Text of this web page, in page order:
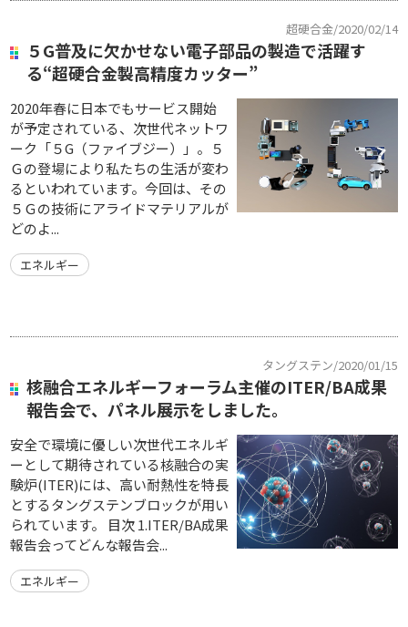
超硬合金/2020/02/14
５G普及に欠かせない電子部品の製造で活躍す
る“超硬合金製高精度カッター”
2020年春に日本でもサービス開始
が予定されている、次世代ネットワ
ーク「５G（ファイブジー）」。５
Ｇの登場により私たちの生活が変わ
るといわれています。今回は、その
５Ｇの技術にアライドマテリアルが
どのよ...
エネルギー
タングステン/2020/01/15
核融合エネルギーフォーラム主催のITER/BA成果
報告会で、パネル展示をしました。
安全で環境に優しい次世代エネルギ
ーとして期待されている核融合の実
験炉(ITER)には、高い耐熱性を特長
とするタングステンブロックが用い
られています。 目次 1.ITER/BA成果
報告会ってどんな報告会...
エネルギー